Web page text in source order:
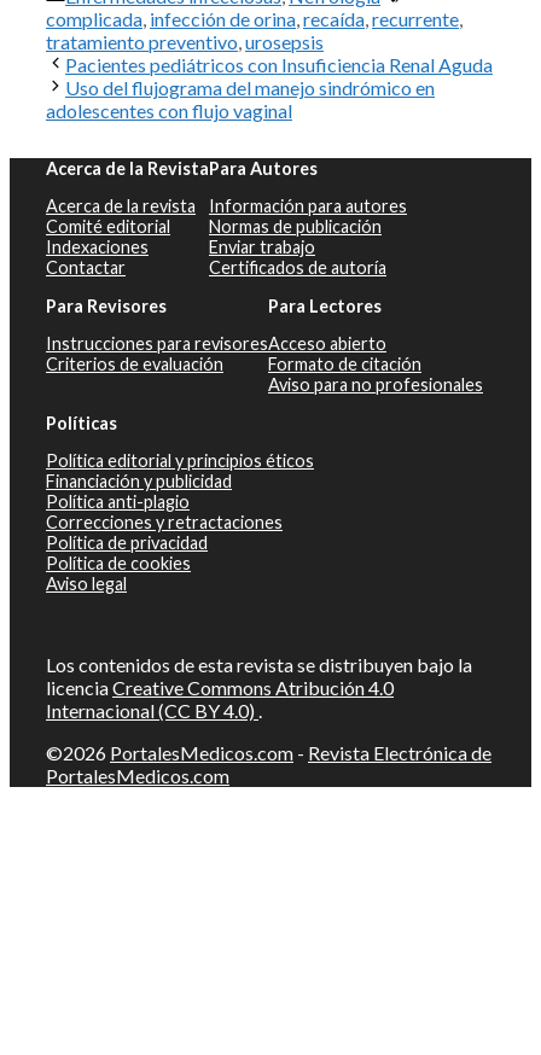
complicada, infección de orina,recaída,recurrente,
tratamiento preventivo,urosepsis
Pacientes pediátricos con Insuficiencia Renal Aguda
Uso del flujograma del manejo sindrómico en
adolescentes con flujo vaginal
Acerca de la Revista
Acerca de la revista
Comité editorial
Indexaciones
Contactar
Para Autores
Información para autores
Normas de publicación
Enviar trabajo
Certificados de autoría
Para Revisores
Instrucciones para revisores
Criterios de evaluación
Para Lectores
Acceso abierto
Formato de citación
Aviso para no profesionales
Políticas
Política editorial y principios éticos
Financiación y publicidad
Política anti-plagio
Correcciones y retractaciones
Política de privacidad
Política de cookies
Aviso legal
Los contenidos de esta revista se distribuyen bajo la
licenciaCreative Commons Atribución 4.0
Internacional (CC BY 4.0) .
©2026 PortalesMedicos.com - Revista Electrónica de
PortalesMedicos.com